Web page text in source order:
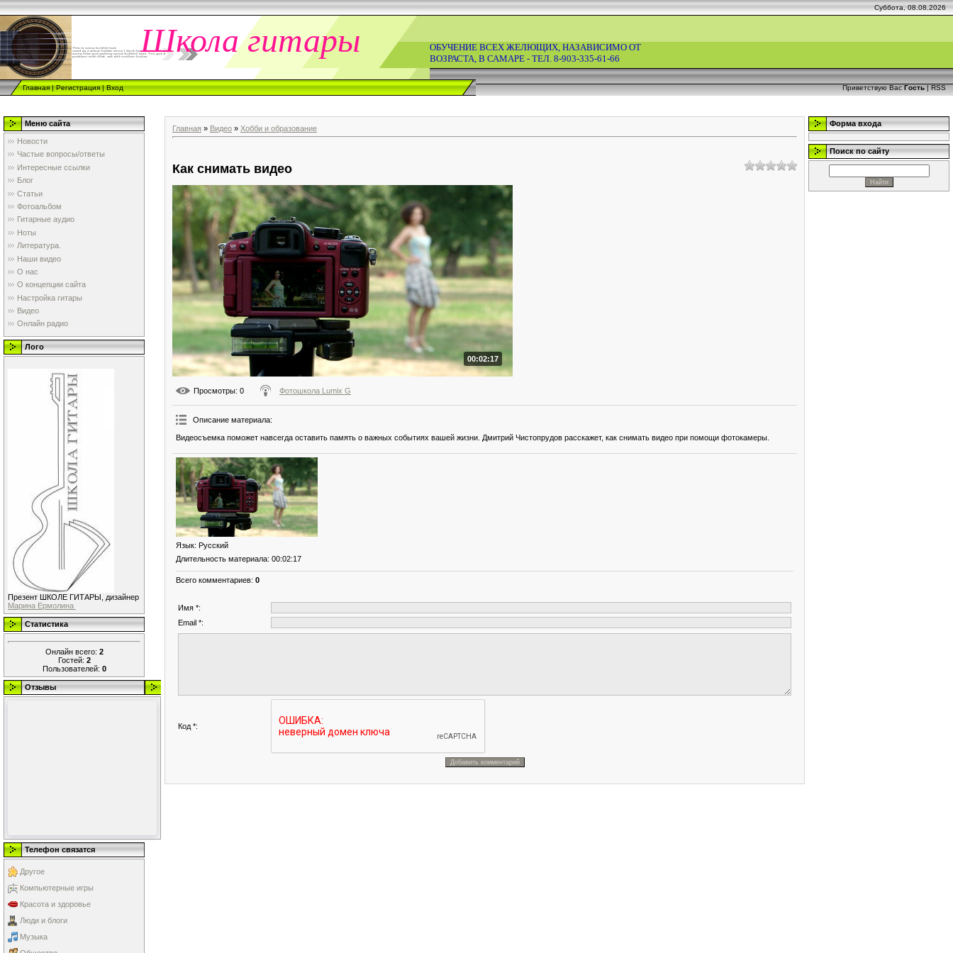
Суббота, 08.08.2026
Школа гитары
ОБУЧЕНИЕ ВСЕХ ЖЕЛЮЩИХ, НАЗАВИСИМО ОТ
ВОЗРАСТА, В САМАРЕ - ТЕЛ. 8-903-335-61-66
Главная|Регистрация|Вход Приветствую Вас Гость | RSS
Меню сайта
Новости
Частые вопросы/ответы
Интересные ссылки
Блог
Статьи
Фотоальбом
Гитарные аудио
Ноты
Литература.
Наши видео
О нас
О концепции сайта
Настройка гитары
Видео
Онлайн радио
Лого
Презент ШКОЛЕ ГИТАРЫ, дизайнер
Марина Ермолина
Статистика
Онлайн всего: 2
Гостей: 2
Пользователей: 0
Отзывы
Телефон связатся
Другое
Компьютерные игры
Красота и здоровье
Люди и блоги
Музыка
Главная » Видео » Хобби и образование
Как снимать видео
00:02:17
Просмотры: 0 Фотошкола Lumix G
Описание материала:
Видеосъемка поможет навсегда оставить память о важных событиях вашей жизни. Дмитрий Чистопрудов расскажет, как снимать видео при помощи фотокамеры.
Язык: Русский
Длительность материала: 00:02:17
Всего комментариев: 0
Имя *:
Email *:
Код *:
Форма входа
Поиск по сайту